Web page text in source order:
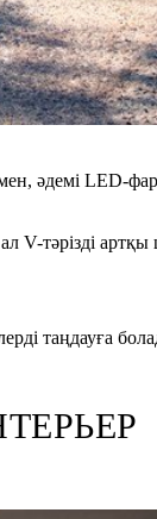
әдемі LED-
V-тәрізді
таңдауға